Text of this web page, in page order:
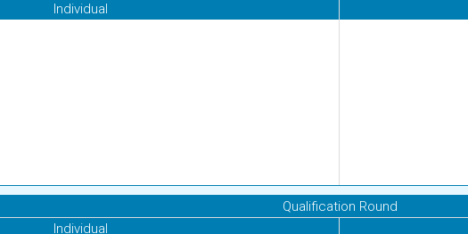
Individual
Qualification Round
Individual